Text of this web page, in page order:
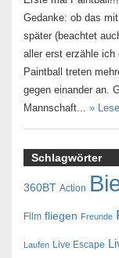
Gedanke: ob das
später (beachtet
aller erst erzähle ich
Paintball treten
gegen einander an.
Mannschaft... »
Schlagwörter
360BT Action
Film fliegen Freunde
Laufen Live Escape